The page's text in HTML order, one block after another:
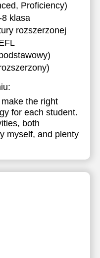
Proficiency)
8 klasa
rozszerzonej
the right
for each student.
both
myself, and plenty